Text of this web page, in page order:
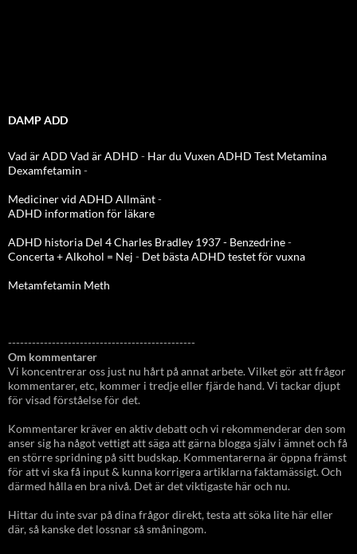
DAMP ADD
Vad är ADD Vad är ADHD - Har du Vuxen ADHD Test Metamina
Dexamfetamin -
Mediciner vid ADHD Allmänt-
ADHD information för läkare
ADHD historia Del 4 Charles Bradley 1937 - Benzedrine-
Concerta + Alkohol = Nej - Det bästa ADHD testet för vuxna
Metamfetamin Meth
-----------------------------------------------
Om kommentarer
Vi koncentrerar oss just nu hårt på annat arbete. Vilket gör att frågor
kommentarer, etc, kommer i tredje eller fjärde hand. Vi tackar djupt
för visad förståelse för det.
Kommentarer kräver en aktiv debatt och vi rekommenderar den som
anser sig ha något vettigt att säga att gärna blogga själv i ämnet och få
en större spridning på sitt budskap. Kommentarerna är öppna främst
för att vi ska få input & kunna korrigera artiklarna faktamässigt. Och
därmed hålla en bra nivå. Det är det viktigaste här och nu.
Hittar du inte svar på dina frågor direkt, testa att söka lite här eller
där, så kanske det lossnar så småningom.